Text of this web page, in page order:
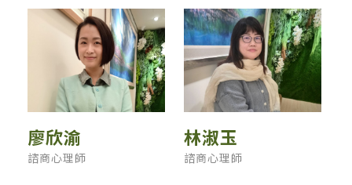
廖欣渝
諮商心理師
林淑玉
諮商心理師